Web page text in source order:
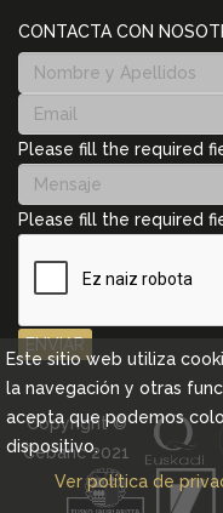
CONTACTA CON
Please fill the required
Please fill the required
ENVIAR
Copyright ©
Cebanc 2021
Este sitio web utiliza
la navegación y otras
acepta que podemos
dispositivo.
Ver política de